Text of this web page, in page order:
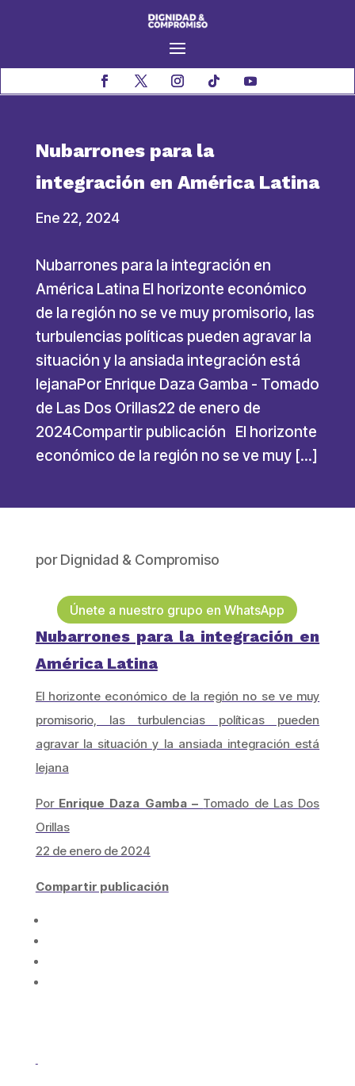
Nubarrones para la
integración en América Latina
Ene 22, 2024
Nubarrones para la integración en
América Latina El horizonte económico
de la región no se ve muy promisorio, las
turbulencias políticas pueden agravar la
situación y la ansiada integración está
lejanaPor Enrique Daza Gamba - Tomado
de Las Dos Orillas22 de enero de
2024Compartir publicación El horizonte
económico de la región no se ve muy […]
porDignidad & Compromiso
Únete a nuestro grupo en WhatsApp
Nubarrones para la integración en
América Latina
El horizonte económico de la región no se ve muy
promisorio, las turbulencias políticas pueden
agravar la situación y la ansiada integración está
lejana
Por Enrique Daza Gamba – Tomado de Las Dos
Orillas
22 de enero de 2024
Compartir publicación